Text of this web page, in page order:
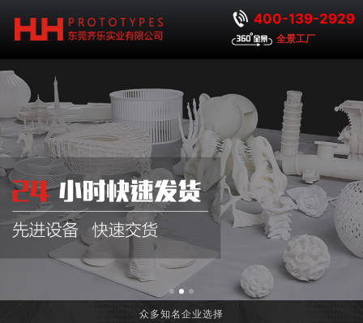
400-139-2929
全景工厂
众多知名企业选择